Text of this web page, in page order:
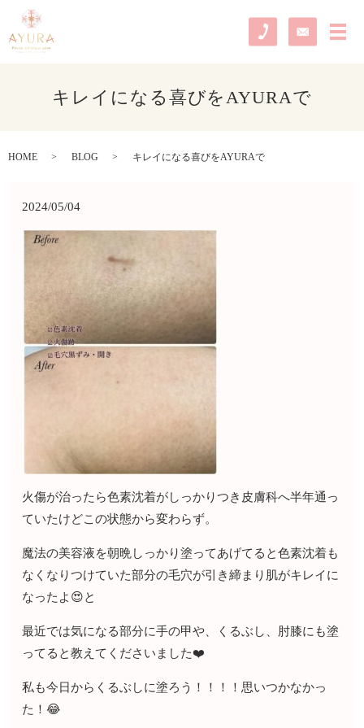
メ
キレイになる喜びをAYURAで
HOME BLOG キレイになる喜びをAYURAで
2024/05/04
火傷が治ったら色素沈着がしっかりつき皮膚科へ半年通っ
ていたけどこの状態から変わらず。
魔法の美容液を朝晩しっかり塗ってあげてると色素沈着も
なくなりつけていた部分の毛穴が引き締まり肌がキレイに
なったよ😍と
最近では気になる部分に手の甲や、くるぶし、肘膝にも塗
ってると教えてくださいました❤️
私も今日からくるぶしに塗ろう！！！！思いつかなかっ
た！😂